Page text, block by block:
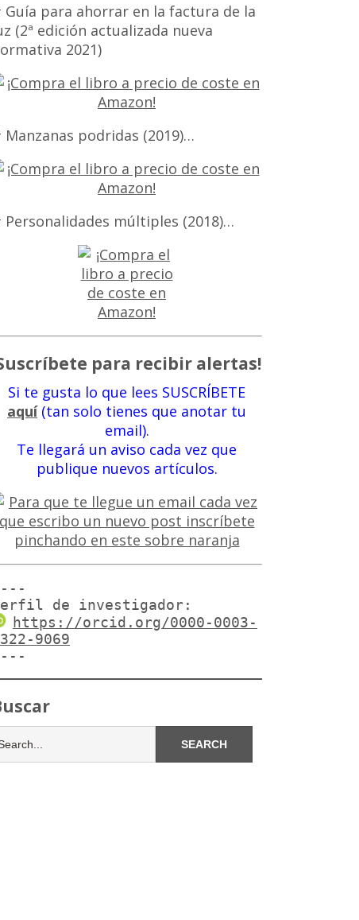
Guía para ahorrar en la factura de la
(2ª edición actualizada nueva
2021)
Manzanas podridas (2019)…
Personalidades múltiples (2018)…
para recibir alertas!
Si te gusta lo que lees SUSCRÍBETE
aquí(tan solo tienes que anotar tu
email).
Te llegará un aviso cada vez que
publique nuevos artículos.
de investigador:
https://orcid.org/0000-0003-
9069